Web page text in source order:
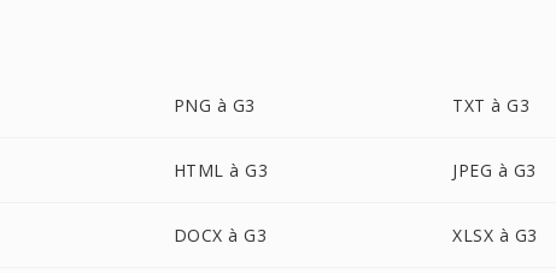
PNG à G3 TXT à G3
HTML à G3 JPEG à G3
DOCX à G3 XLSX à G3